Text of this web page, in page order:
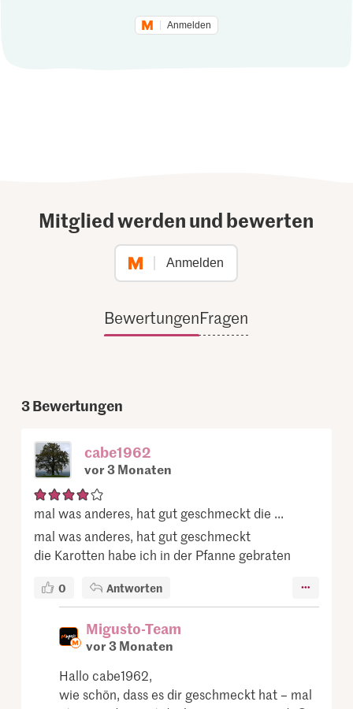
Anmelden
Mitglied werden und bewerten
Anmelden
BewertungenFragen
3Bewertungen
cabe1962
vor 3 Monaten
mal was anderes, hat gut geschmeckt die ...
mal was anderes, hat gut geschmeckt
die Karotten habe ich in der Pfanne gebraten
0 Antworten
Migusto-Team
vor 3 Monaten
Hallo cabe1962,
wie schön, dass es dir geschmeckt hat – mal